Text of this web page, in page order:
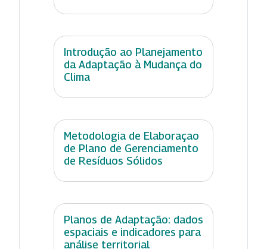
Introdução ao Planejamento
da Adaptação à Mudança do
Clima
Metodologia de Elaboraçao
de Plano de Gerenciamento
de Resíduos Sólidos
Planos de Adaptação: dados
espaciais e indicadores para
análise territorial